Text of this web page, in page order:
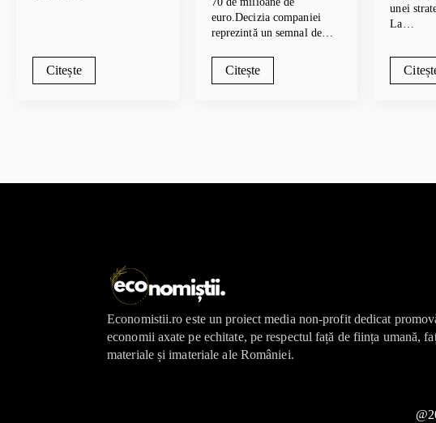
Citește
euro.Decizia companiei
reprezintă un semnal de…
Citește
unei
La…
Economistii.ro este un proiect media non-profit dedicat
economii axate pe echitate, pe respectul față de ființa umană,
materiale și imateriale ale României.